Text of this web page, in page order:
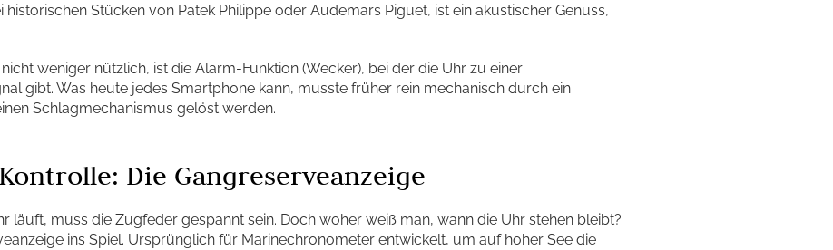
historischen Stücken von Patek Philippe oder Audemars Piguet, ist ein akustischer Genuss,
weniger nützlich, ist die Alarm-Funktion (Wecker), bei der die Uhr zu einer
gibt. Was heute jedes Smartphone kann, musste früher rein mechanisch durch ein
Schlagmechanismus gelöst werden.
Die Gangreserveanzeige
läuft, muss die Zugfeder gespannt sein. Doch woher weiß man, wann die Uhr stehen bleibt?
ins Spiel. Ursprünglich für Marinechronometer entwickelt, um auf hoher See die